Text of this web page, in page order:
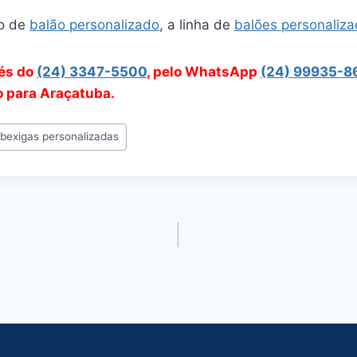
de balão personalizado, a linha de balões
do (24) 3347-5500, pelo WhatsApp (24) 99935-
para Araçatuba.
bexigas personalizadas